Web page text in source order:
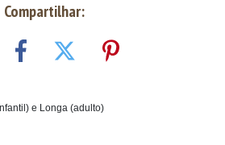
Compartilhar:
e Longa (adulto)